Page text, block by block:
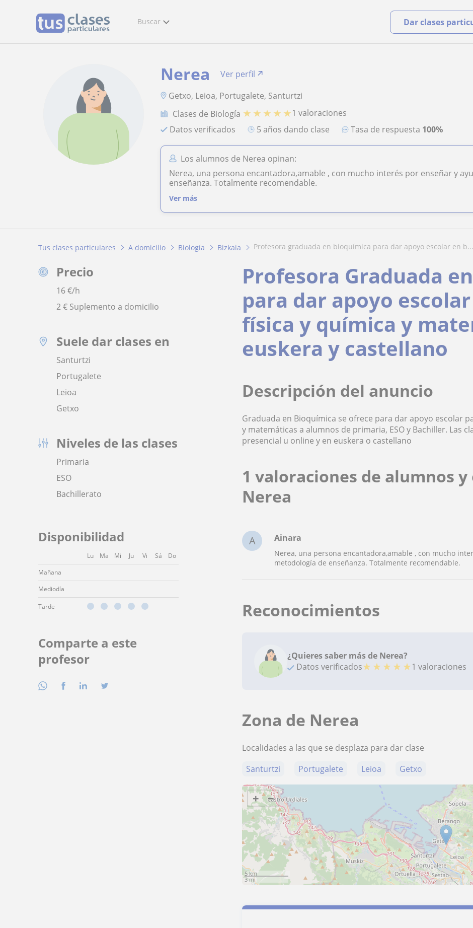
Buscar Dar clases
Nerea
Ver perfil
Getxo, Leioa, Portugalete, Santurtzi
Clases de Biología ★ ★ ★ ★ ★1 valoraciones
Datos verificados
5 años dando clase Tasa de respuesta 100%
Los alumnos de Nerea opinan:
Nerea, una persona encantadora,amable , con mucho interés por enseñar y
enseñanza. Totalmente recomendable.
Ver más
Tus clases particulares A domicilio Biología Bizkaia profesora graduada en bioquímica para dar apoyo escolar en b...
Precio
16€/h
2 € Suplemento a domicilio
Suele dar clases en
Santurtzi
Portugalete
Leioa
Getxo
Niveles de las clases
Primaria
ESO
Bachillerato
Disponibilidad
Lu Ma Mi Ju Vi Sá
Do
Mañana
Mediodía
Tarde
Comparte a este
profesor
Profesora Graduada
para dar apoyo
física y química y
euskera y castellano
Descripción del anuncio
Graduada en Bioquímica se ofrece para dar apoyo escolar
y matemáticas a alumnos de primaria, ESO y Bachiller. Las
presencial u online y en euskera o castellano
1 valoraciones de alumnos
Nerea
A Ainara
Nerea, una persona encantadora,amable , con mucho
metodología de enseñanza. Totalmente recomendable.
Reconocimientos
¿Quieres saber más de Nerea?
Datos verificados★ ★ ★ ★ ★1 valoraciones
Zona de Nerea
Localidades a las que se desplaza para dar clase
Santurtzi
Portugalete Leioa Getxo
+ −
5 km
3 mi